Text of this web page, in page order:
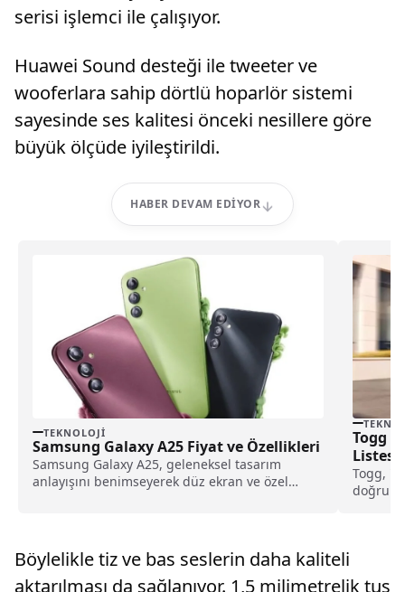
serisi işlemci ile çalışıyor.
Huawei Sound desteği ile tweeter ve
wooferlara sahip dörtlü hoparlör sistemi
sayesinde ses kalitesi önceki nesillere göre
büyük ölçüde iyileştirildi.
HABER DEVAM EDIYOR
TEKNOLOJI
Samsung Galaxy A25 Fiyat ve Özellikleri
Samsung Galaxy A25, geleneksel tasarım
anlayışını benimseyerek düz ekran ve özel
Togg
Togg,
Böylelikle tiz ve bas seslerin daha kaliteli
aktarılması da sağlanıyor. 1,5 milimetrelik tuş